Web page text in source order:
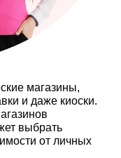
000
точек
магазины,
и даже киоски.
выбрать
от личных